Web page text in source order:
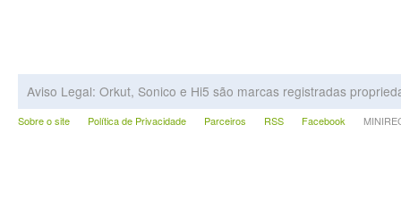
Aviso Legal: Orkut, Sonico e Hi5 são marcas registradas
Sobre o site Política de Privacidade Parceiros RSS Facebook